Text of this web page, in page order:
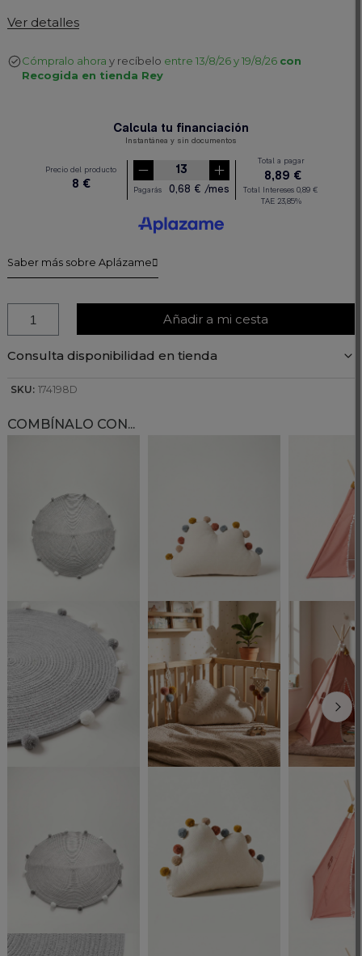
Ver detalles
Cómpralo ahora y recíbelo entre 13/8/26 y 19/8/26 con
Recogida en tienda Rey
Saber más sobre Aplázame
Añadir a mi cesta
Consulta disponibilidad en tienda
SKU: 174198D
COMBÍNALO CON...